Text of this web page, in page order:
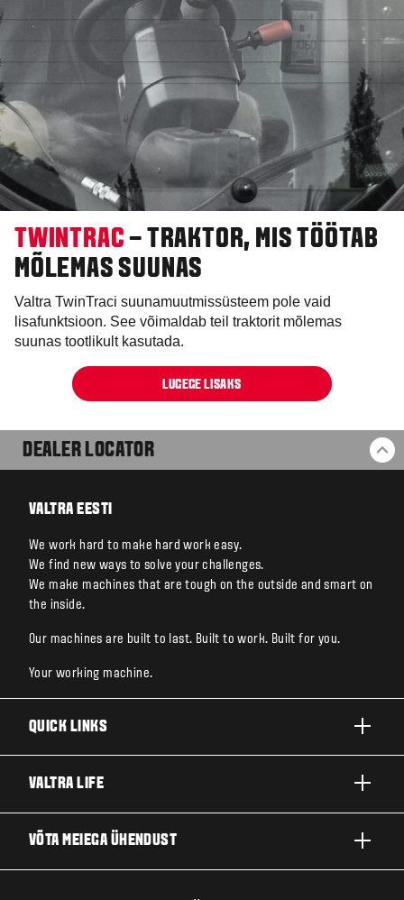
TWINTRAC – TRAKTOR, MIS TÖÖTAB
MÕLEMAS SUUNAS
Valtra TwinTraci suunamuutmissüsteem pole vaid
lisafunktsioon. See võimaldab teil traktorit mõlemas
suunas tootlikult kasutada.
LUGEGE LISAKS
DEALER LOCATOR
VALTRA EESTI
We work hard to make hard work easy.
We find new ways to solve your challenges.
We make machines that are tough on the outside and smart on
the inside.
Our machines are built to last. Built to work. Built for you.
Your working machine.
QUICK LINKS
TEHNOLOOGIALAHENDUSED
VALTRA LIFE
VÕTA MEIEGA ÜHENDUST